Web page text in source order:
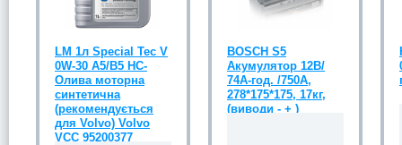
LM 1л Special Tec V
0W-30 A5/B5 НС-
Олива моторна
синтетична
(рекомендується
для Volvo) Volvo
VCC 95200377
BOSCH S5
Акумулятор 12В/
74А-год. /750А,
278*175*175, 17кг,
(виводи - + )